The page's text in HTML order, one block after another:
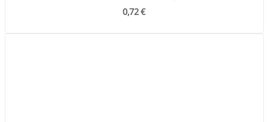
0,72 €